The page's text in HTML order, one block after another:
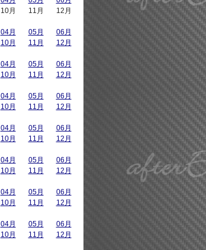
10月 11月
12月
04月 05月
06月
10月 11月
12月
04月 05月
06月
10月 11月
12月
04月 05月
06月
10月 11月
12月
04月 05月
06月
10月 11月
12月
04月 05月
06月
10月 11月
12月
04月 05月
06月
10月 11月
12月
04月 05月
06月
10月 11月
12月